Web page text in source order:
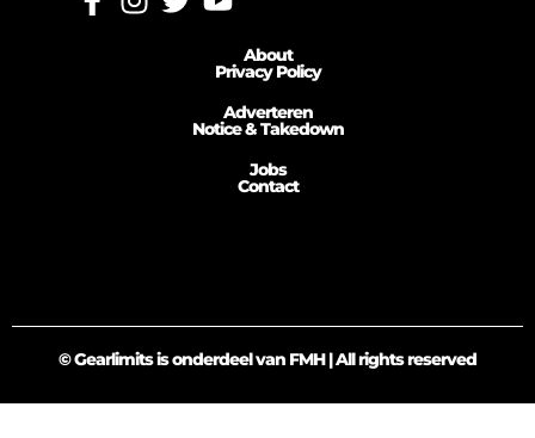
About
Privacy Policy
Adverteren
Notice & Takedown
Jobs
Contact
© Gearlimits is onderdeel van FMH | All rights reserved